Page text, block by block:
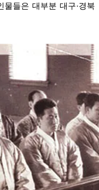
들은 대부분 대구·경북